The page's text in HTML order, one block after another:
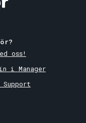
oss!
i Manager
Support